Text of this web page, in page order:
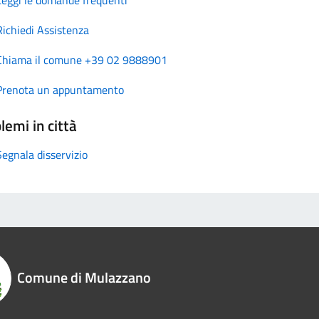
Assistenza
il comune +39 02 9888901
un appuntamento
in città
disservizio
Comune di Mulazzano